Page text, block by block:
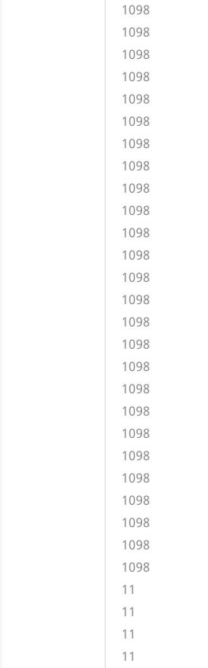
1098
1098
1098
1098
1098
1098
1098
1098
1098
1098
1098
1098
1098
1098
1098
1098
1098
1098
1098
1098
1098
1098
1098
1098
1098
1098
11
11
11
11